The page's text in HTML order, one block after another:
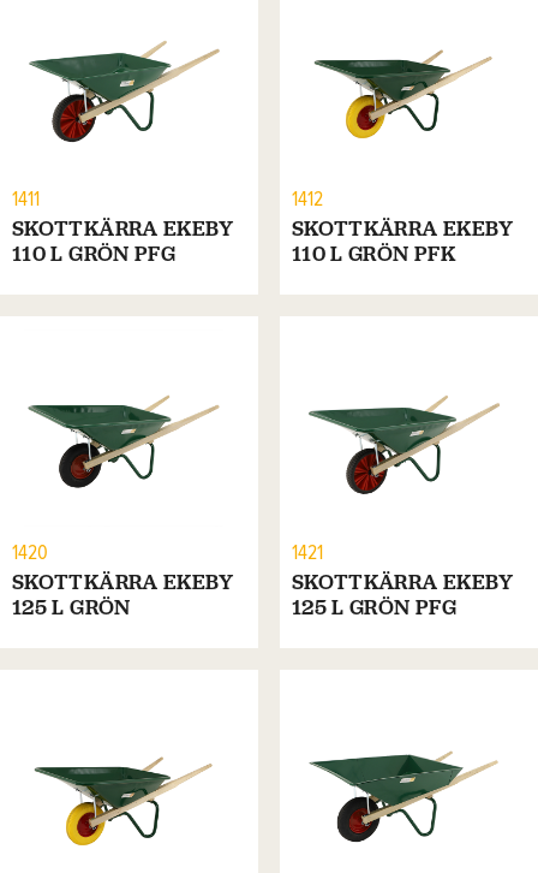
1411
SKOTTKÄRRA EKEBY
110 L GRÖN PFG
1412
SKOTTKÄRRA EKEBY
110 L GRÖN PFK
1420
SKOTTKÄRRA EKEBY
125 L GRÖN
1421
SKOTTKÄRRA EKEBY
125 L GRÖN PFG